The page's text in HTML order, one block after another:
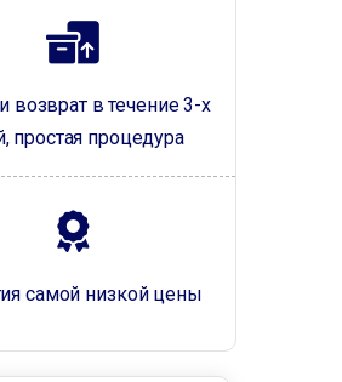
возврат в течение 3-х
простая процедура
самой низкой цены